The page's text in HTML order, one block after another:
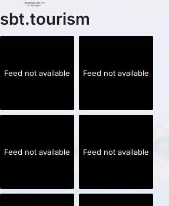
sbt.tourism
Feed not available Feed not available
Feed not available Feed not available